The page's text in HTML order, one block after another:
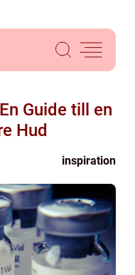
Guide till en
Hud
inspiration